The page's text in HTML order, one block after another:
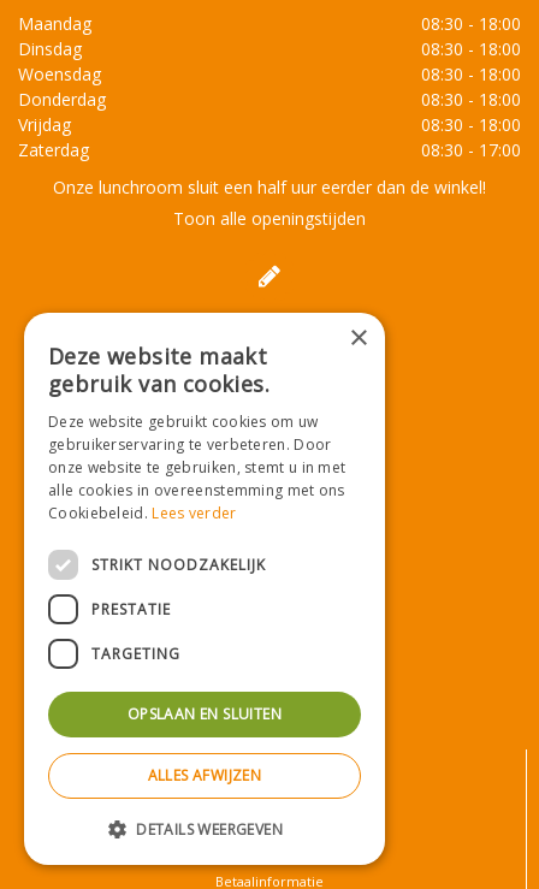
Maandag
08:30 - 18:00
Dinsdag
08:30 - 18:00
Woensdag
08:30 - 18:00
Donderdag
08:30 - 18:00
Vrijdag
08:30 - 18:00
Zaterdag
08:30 - 17:00
Onze lunchroom sluit een half uur eerder dan de winkel!
Toon alle openingstijden
Contact
Tuincentrum De Mooij
Noordwijkerweg 36
T.
071-4080959
E. info@tuincentrumdemooij.nl
Download onze App!
© Tuincentrum De Mooij
Algemene voorwaarden
Privacy statement
Betaalinformatie
×
Deze website maakt
gebruik van cookies.
Deze website gebruikt cookies om uw
gebruikerservaring te verbeteren. Door
onze website te gebruiken, stemt u in met
alle cookies in overeenstemming met ons
Cookiebeleid.Lees verder
STRIKT NOODZAKELIJK
PRESTATIE
TARGETING
OPSLAAN EN SLUITEN
ALLES AFWIJZEN
DETAILS WEERGEVEN